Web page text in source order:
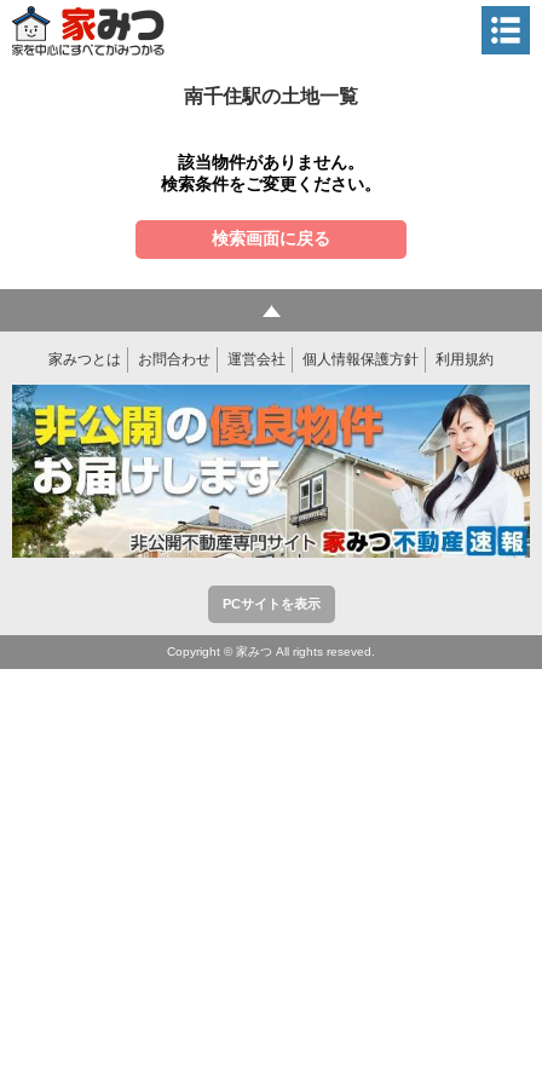
南千住駅の土地一覧
該当物件がありません。
検索条件をご変更ください。
検索画面に戻る
家みつとは お問合わせ 運営会社 個人情報保護方針 利用規約
PCサイトを表示
Copyright © 家みつ All rights reseved.